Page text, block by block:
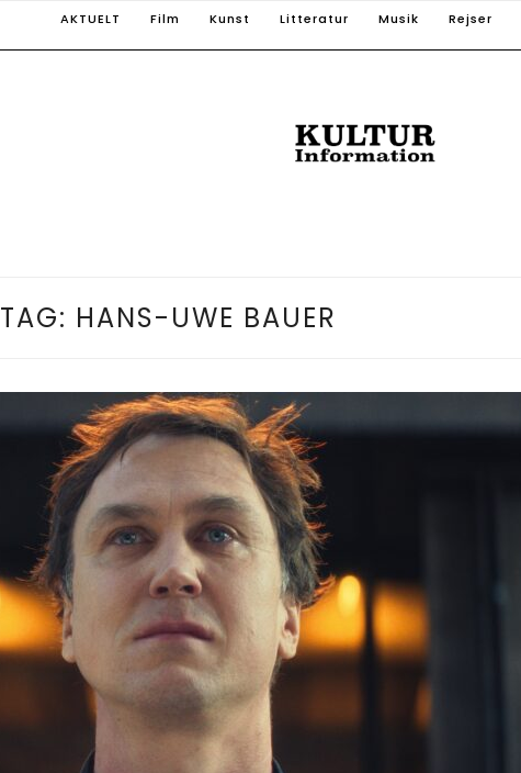
AKTUELT Film Kunst Litteratur Musik Rejser
TAG: HANS-UWE BAUER